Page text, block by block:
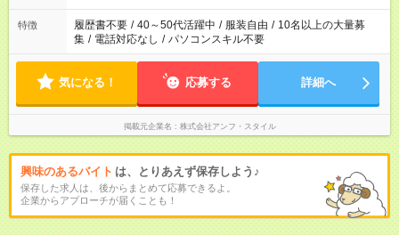
特徴 履歴書不要 / 40～50代活躍中 / 服装自由 / 10名以上の大量募
集 / 電話対応なし / パソコンスキル不要
気になる！ 応募する 詳細へ
掲載元企業名 株式会社アンフ・スタイル
興味のあるバイト は、とりあえず保存しよう♪
保存した求人は、後からまとめて応募できるよ。
企業からアプローチが届くことも！